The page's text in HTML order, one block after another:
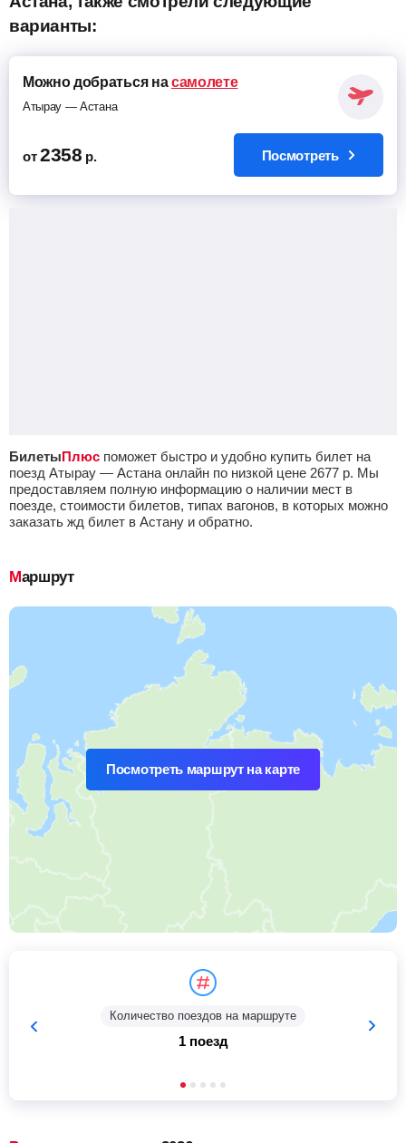
варианты:
Можно добраться насамолете
Атырау — Астана
от2358 р. Посмотреть
БилетыПлюс поможет быстро и удобно купить билет на
поезд Атырау — Астана онлайн по низкой цене 2677 р. Мы
предоставляем полную информацию о наличии мест в
поезде, стоимости билетов, типах вагонов, в которых можно
заказать жд билет в Астану и обратно.
Маршрут
Посмотреть маршрут на карте
Количество поездов на маршруте
1 поезд